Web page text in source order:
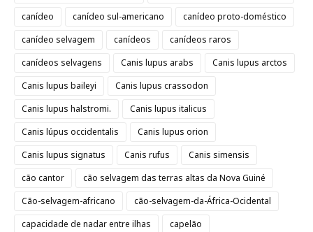
canídeo
canídeo sul-americano
canídeo proto-doméstico
canídeo selvagem
canídeos
canídeos raros
canídeos selvagens
Canis lupus arabs
Canis lupus arctos
Canis lupus baileyi
Canis lupus crassodon
Canis lupus halstromi.
Canis lupus italicus
Canis lúpus occidentalis
Canis lupus orion
Canis lupus signatus
Canis rufus
Canis simensis
cão cantor
cão selvagem das terras altas da Nova Guiné
Cão-selvagem-africano
cão-selvagem-da-África-Ocidental
capacidade de nadar entre ilhas
capelão